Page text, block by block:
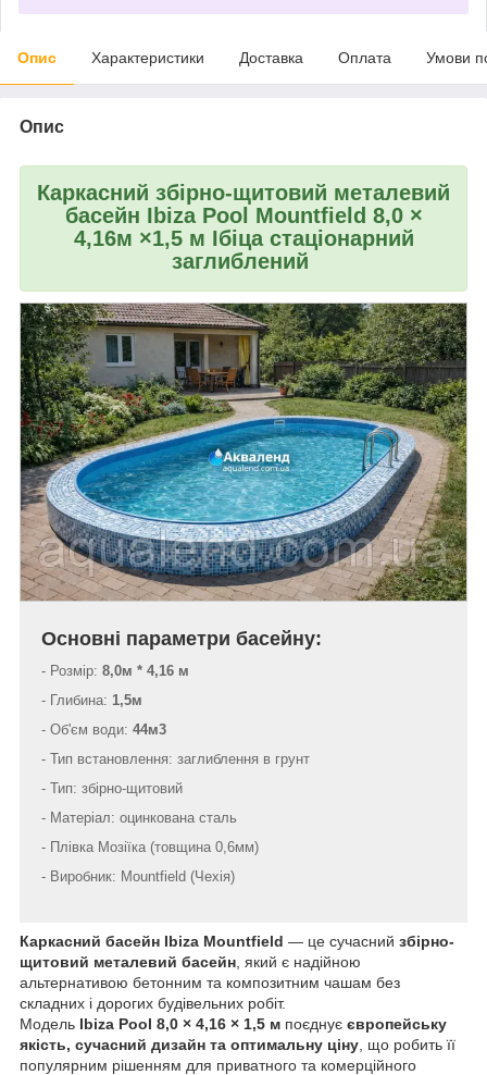
Опис Характеристики Доставка Оплата Умови
Опис
Каркасний збірно-щитовий металевий
басейн Ibiza Pool Mountfield 8,0 ×
4,16м ×1,5 м Ібіца стаціонарний
заглиблений
Основні параметри басейну:
- Розмір: 8,0м * 4,16 м
- Глибина: 1,5м
- Об'єм води: 44м3
- Тип встановлення: заглиблення в грунт
- Тип: збірно-щитовий
- Матеріал: оцинкована сталь
- Плівка Мозіїка (товщина 0,6мм)
- Виробник: Mountfield (Чехія)
Каркасний басейн Ibiza Mountfield — це сучасний збірно-
щитовий металевий басейн , який є надійною
альтернативою бетонним та композитним чашам без
складних і дорогих будівельних робіт.
Модель Ibiza Pool 8,0 × 4,16 × 1,5 м поєднує європейську
якість, сучасний дизайн та оптимальну ціну , що робить її
популярним рішенням для приватного та комерційного